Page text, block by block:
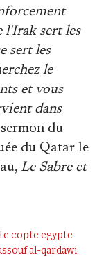
l'Irak sert les
sert les
le
et vous
dans
du
du Qatar le
Le Sabre et
copte egypte
al-qardawi